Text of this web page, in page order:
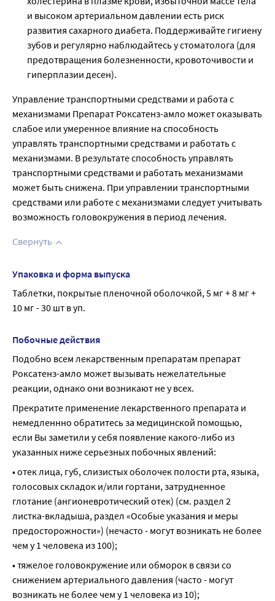
и высоком артериальном давлении есть риск
развития сахарного диабета. Поддерживайте гигиену
зубов и регулярно наблюдайтесь у стоматолога (для
предотвращения болезненности, кровоточивости и
гиперплазии десен).
Управление транспортными средствами и работа с
механизмами Препарат Роксатенз-амло может оказывать
слабое или умеренное влияние на способность
управлять транспортными средствами и работать с
механизмами. В результате способность управлять
транспортными средствами и работать механизмами
может быть снижена. При управлении транспортными
средствами или работе с механизмами следует учитывать
возможность головокружения в период лечения.
Свернуть
Упаковка и форма выпуска
Таблетки, покрытые пленочной оболочкой, 5 мг + 8 мг +
10 мг - 30 шт в уп.
Побочные действия
Подобно всем лекарственным препаратам препарат
Роксатенз-амло может вызывать нежелательные
реакции, однако они возникают не у всех.
Прекратите применение лекарственного препарата и
немедленнно обратитесь за медицинской помощью,
если Вы заметили у себя появление какого-либо из
указанных ниже серьезных побочных явлений:
• отек лица, губ, слизистых оболочек полости рта, языка,
голосовых складок и/или гортани, затрудненное
глотание (ангионевротический отек) (см. раздел 2
листка-вкладыша, раздел «Особые указания и меры
предосторожности») (нечасто - могут возникать не более
чем у 1 человека из 100);
• тяжелое головокружение или обморок в связи со
снижением артериального давления (часто - могут
возникать не более чем у 1 человека из 10);